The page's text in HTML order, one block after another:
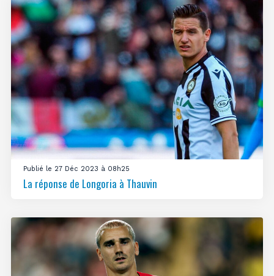
Publié le 27 Déc 2023 à 08h25
La réponse de Longoria à Thauvin